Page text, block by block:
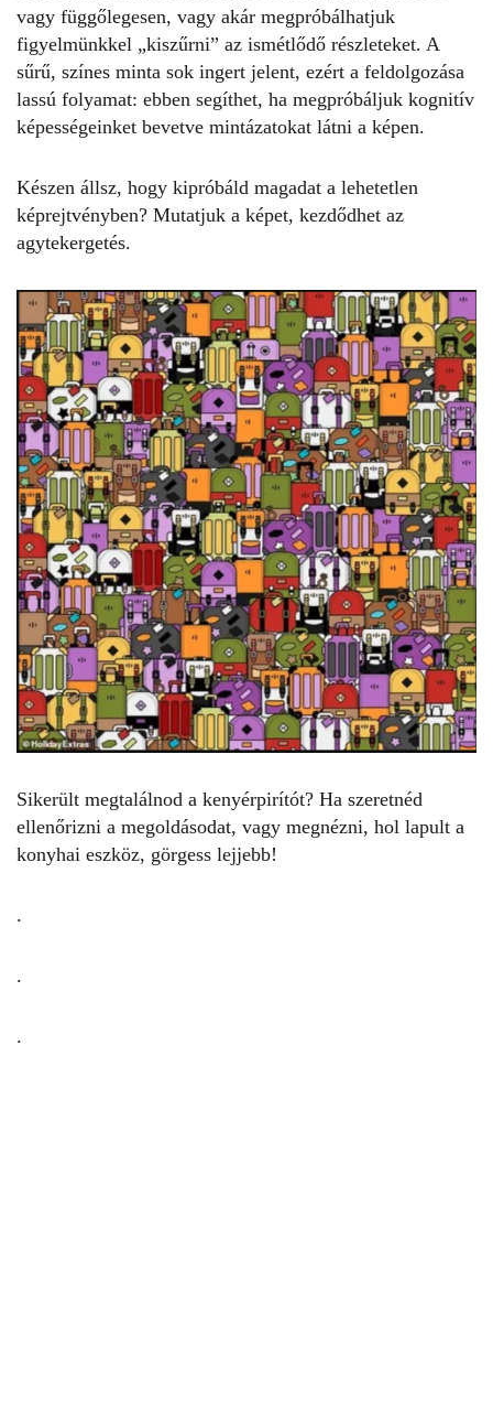
vagy függőlegesen, vagy akár megpróbálhatjuk
figyelmünkkel „kiszűrni” az ismétlődő részleteket. A
sűrű, színes minta sok ingert jelent, ezért a feldolgozása
lassú folyamat: ebben segíthet, ha megpróbáljuk kognitív
képességeinket bevetve mintázatokat látni a képen.
Készen állsz, hogy kipróbáld magadat a lehetetlen
képrejtvényben? Mutatjuk a képet, kezdődhet az
agytekergetés.
Sikerült megtalálnod a kenyérpirítót? Ha szeretnéd
ellenőrizni a megoldásodat, vagy megnézni, hol lapult a
konyhai eszköz, görgess lejjebb!
.
.
.